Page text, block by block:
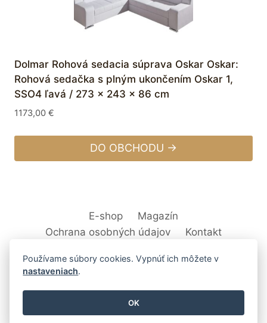
Dolmar Rohová sedacia súprava Oskar Oskar:
Rohová sedačka s plným ukončením Oskar 1,
SSO4 ľavá / 273 x 243 x 86 cm
1173,00 €
DO OBCHODU →
E-shop
Magazín
Ochrana osobných údajov
Kontakt
© 2026 Svet Interiéru - kuchyňa, kúpeľne,
Používame súbory cookies. Vypnúť ich môžete v
nastaveniach.
OK